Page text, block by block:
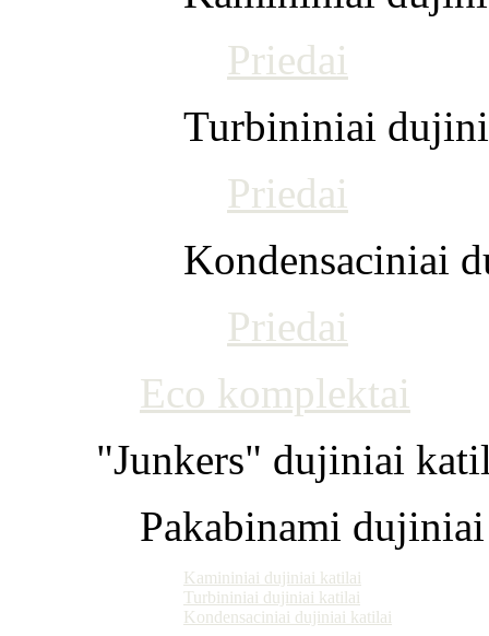
Priedai
Turbininiai
Priedai
Kondensaciniai
Priedai
Eco komplektai
"Junkers" dujiniai
Pakabinami
Kamininiai dujiniai katilai
Turbininiai dujiniai katilai
Kondensaciniai dujiniai katilai